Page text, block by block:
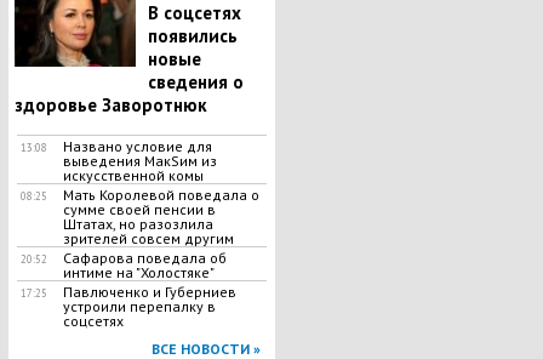
В соцсетях
появились
новые
сведения о
здоровье Заворотнюк
13:08
Названо условие для
выведения МакSим из
искусственной комы
08:25
Мать Королевой поведала о
сумме своей пенсии в
Штатах, но разозлила
зрителей совсем другим
20:52
Сафарова поведала об
интиме на "Холостяке"
17:25
Павлюченко и Губерниев
устроили перепалку в
соцсетях
ВСЕ НОВОСТИ »